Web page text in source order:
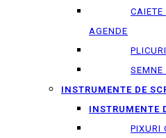
AGENDE
PLICURI
SEMNE
INSTRUMENTE DE
INSTRUMENTE
PIXURI